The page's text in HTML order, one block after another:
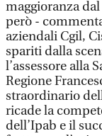
maggioranza
però -
aziendali Cgil,
spariti dalla
l’assessore alla
Regione
straordinario
ricade la
dell’Ipab e il